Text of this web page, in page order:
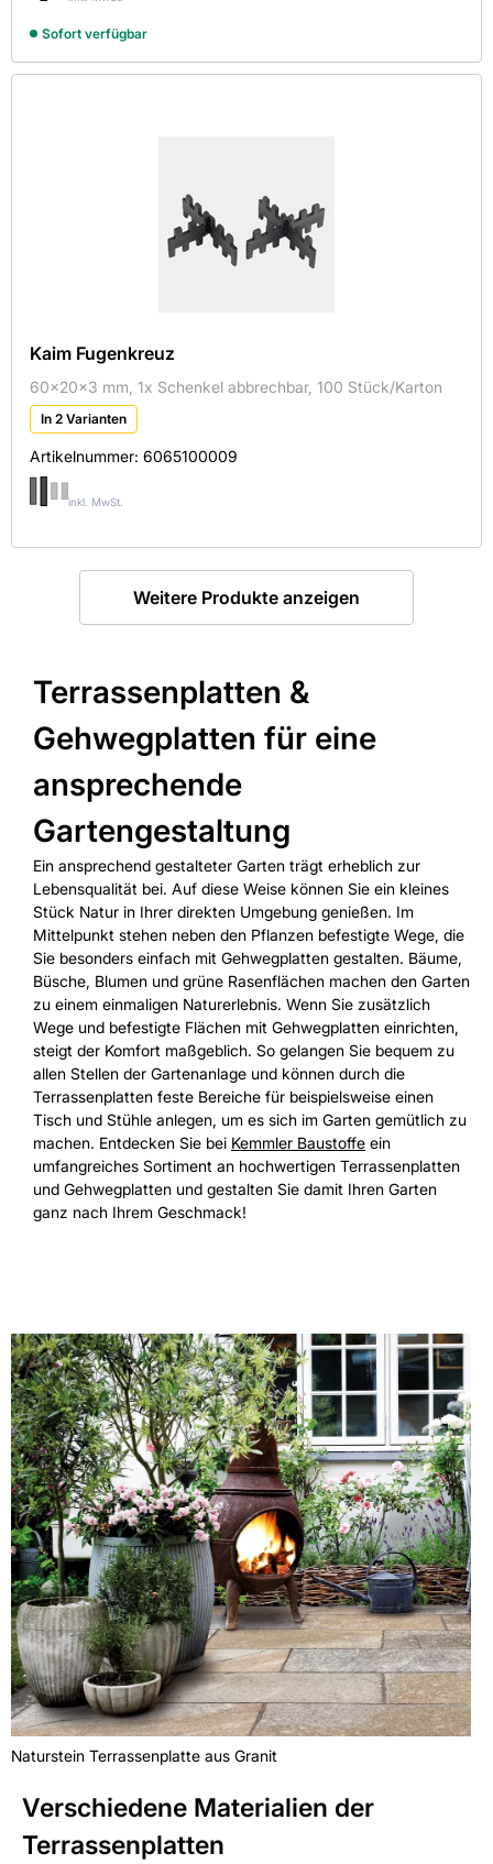
Sofort verfügbar
Kaim Fugenkreuz
60x20x3 mm, 1x Schenkel abbrechbar, 100 Stück/Karton
In 2 Varianten
Artikelnummer: 6065100009
inkl. MwSt.
Weitere Produkte anzeigen
Terrassenplatten &
Gehwegplatten für eine
ansprechende
Gartengestaltung
Ein ansprechend gestalteter Garten trägt erheblich zur
Lebensqualität bei. Auf diese Weise können Sie ein kleines
Stück Natur in Ihrer direkten Umgebung genießen. Im
Mittelpunkt stehen neben den Pflanzen befestigte Wege, die
Sie besonders einfach mit Gehwegplatten gestalten. Bäume,
Büsche, Blumen und grüne Rasenflächen machen den Garten
zu einem einmaligen Naturerlebnis. Wenn Sie zusätzlich
Wege und befestigte Flächen mit Gehwegplatten einrichten,
steigt der Komfort maßgeblich. So gelangen Sie bequem zu
allen Stellen der Gartenanlage und können durch die
Terrassenplatten feste Bereiche für beispielsweise einen
Tisch und Stühle anlegen, um es sich im Garten gemütlich zu
machen. Entdecken Sie bei Kemmler Baustoffe ein
umfangreiches Sortiment an hochwertigen Terrassenplatten
und Gehwegplatten und gestalten Sie damit Ihren Garten
ganz nach Ihrem Geschmack!
Naturstein Terrassenplatte aus Granit
Verschiedene Materialien der
Terrassenplatten